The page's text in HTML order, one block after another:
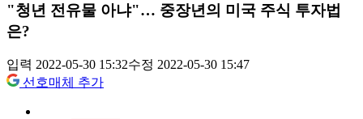
"청년 전유물 아냐"… 중장년의 미국 주식 투자법
은?
입력 2022-05-30 15:32수정 2022-05-30 15:47
선호매체 추가